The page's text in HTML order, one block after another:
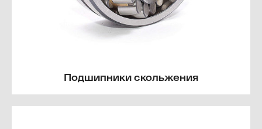
Подшипники скольжения